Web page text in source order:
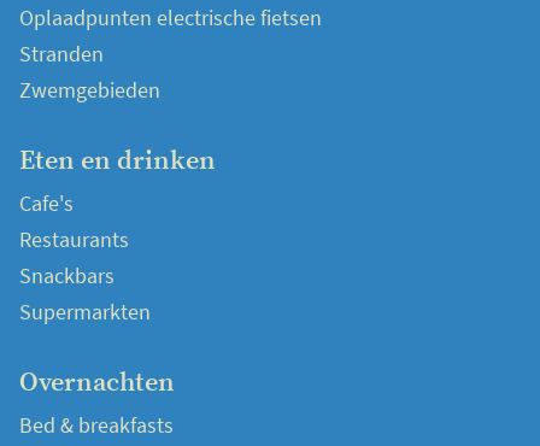
Oplaadpunten electrische fietsen
Stranden
Zwemgebieden
Eten en drinken
Cafe's
Restaurants
Snackbars
Supermarkten
Overnachten
Bed & breakfasts